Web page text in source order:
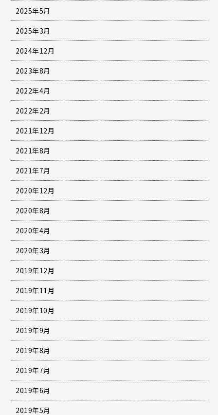
2025年5月
2025年3月
2024年12月
2023年8月
2022年4月
2022年2月
2021年12月
2021年8月
2021年7月
2020年12月
2020年8月
2020年4月
2020年3月
2019年12月
2019年11月
2019年10月
2019年9月
2019年8月
2019年7月
2019年6月
2019年5月